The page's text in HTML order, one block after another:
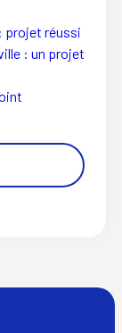
projet réussi
: un projet